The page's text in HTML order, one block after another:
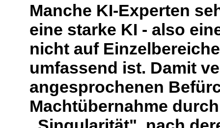
Manche KI-Experten
eine starke KI - also
nicht auf
umfassend ist. Damit
angesprochenen
Machtübernahme